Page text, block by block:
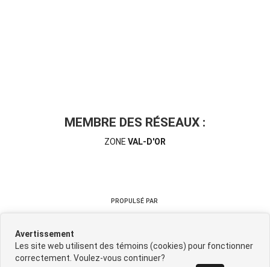
MEMBRE DES RÉSEAUX :
ZONE VAL-D'OR
PROPULSÉ PAR
Avertissement
Les site web utilisent des témoins (cookies) pour fonctionner
correctement. Voulez-vous continuer?